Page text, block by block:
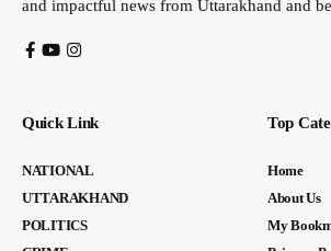
and impactful news from Uttarakhand and
Quick Link
NATIONAL
UTTARAKHAND
POLITICS
Top
Home
About Us
My